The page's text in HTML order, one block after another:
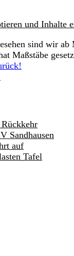
und Inhalte
sind wir
Maßstäbe
Sandhausen
auf
Tafel